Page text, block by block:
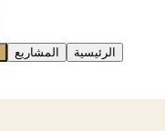
الرئيسية المشاريع